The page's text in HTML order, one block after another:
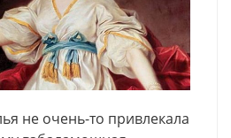
не очень-то привлекала